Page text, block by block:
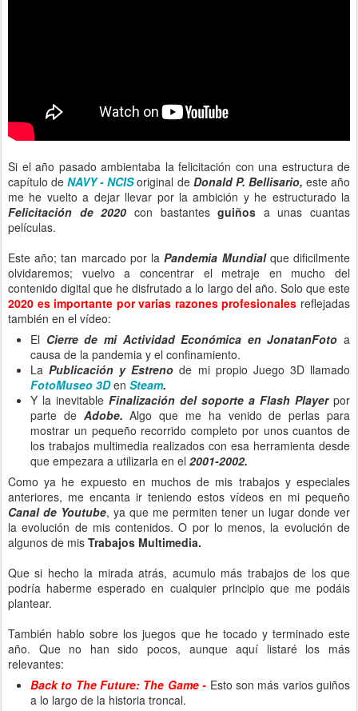
Si el año pasado ambientaba la felicitación con una estructura de
capítulo deNAVY - NCIS original de Donald P. Bellisario, este año
me he vuelto a dejar llevar por la ambición y he estructurado la
Felicitación de 2020 con bastantesguiños a unas cuantas
películas.
Este año; tan marcado por laPandemia Mundialque dificilmente
olvidaremos; vuelvo a concentrar el metraje en mucho del
contenido digital que he disfrutado a lo largo del año. Solo que este
2020 es importante por varias razones profesionales reflejadas
también en el vídeo:
El Cierre de mi Actividad Económica en JonatanFoto a
causa de la pandemia y el confinamiento.
LaPublicación y Estrenode mi propio Juego 3D llamado
FotoMuseo 3Den Steam.
Y la inevitable Finalización del soporte a Flash Playerpor
parte de Adobe. Algo que me ha venido de perlas para
mostrar un pequeño recorrido completo por unos cuantos de
los trabajos multimedia realizados con esa herramienta desde
que empezara a utilizarla en el 2001-2002.
Como ya he expuesto en muchos de mis trabajos y especiales
anteriores, me encanta ir teniendo estos vídeos en mi pequeño
Canal de Youtube, ya que me permiten tener un lugar donde ver
la evolución de mis contenidos. O por lo menos, la evolución de
algunos de mis Trabajos Multimedia.
Que si hecho la mirada atrás, acumulo más trabajos de los que
podría haberme esperado en cualquier principio que me podáis
plantear.
También hablo sobre los juegos que he tocado y terminado este
año. Que no han sido pocos, aunque aquí listaré los más
relevantes:
Back to The Future: The Game - Esto son más varios guiños
a lo largo de la historia troncal.